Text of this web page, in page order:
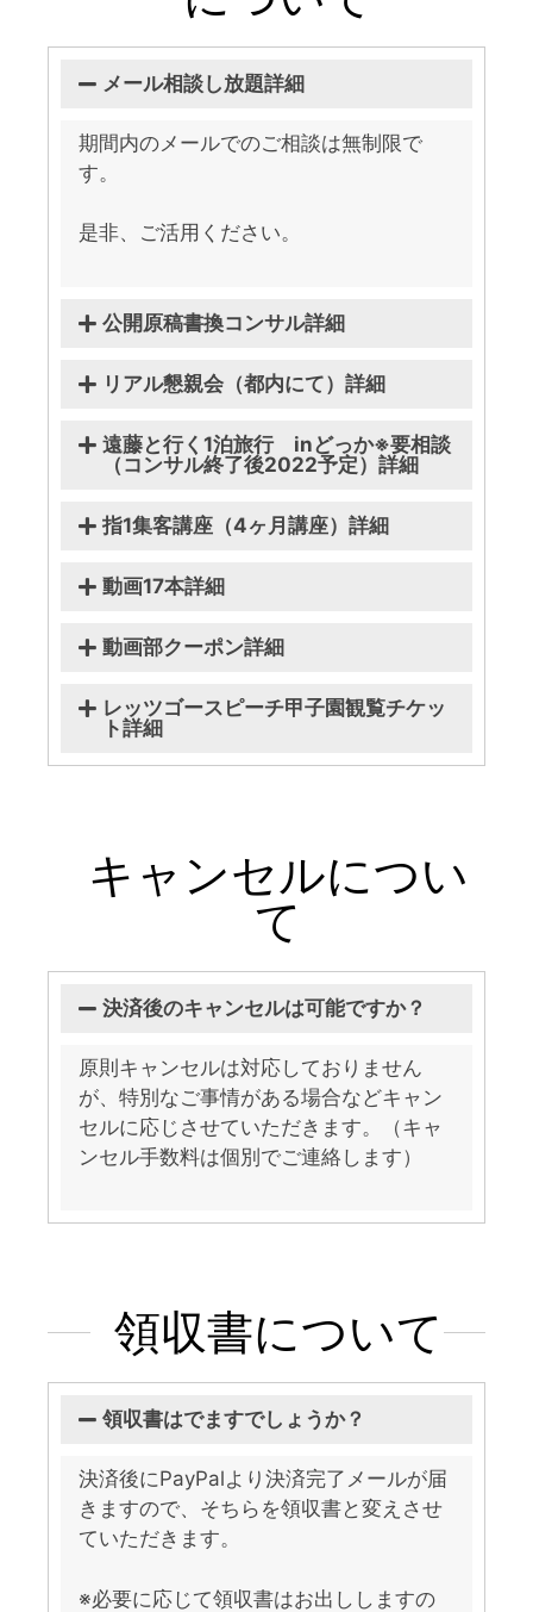
メール相談し放題詳細
期間内のメールでのご相談は無制限で
す。
是非、ご活用ください。
公開原稿書換コンサル詳細
リアル懇親会（都内にて）詳細
遠藤と行く1泊旅行 inどっか※要相談
（コンサル終了後2022予定）詳細
指1集客講座（4ヶ月講座）詳細
動画17本詳細
動画部クーポン詳細
レッツゴースピーチ甲子園観覧チケッ
ト詳細
キャンセルについ
て
決済後のキャンセルは可能ですか？
原則キャンセルは対応しておりません
が、特別なご事情がある場合などキャン
セルに応じさせていただきます。（キャ
ンセル手数料は個別でご連絡します）
領収書について
領収書はでますでしょうか？
決済後にPayPalより決済完了メールが届
きますので、そちらを領収書と変えさせ
ていただきます。
※必要に応じて領収書はお出ししますの